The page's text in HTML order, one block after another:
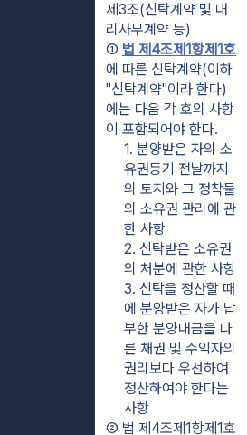
제3조(신탁계약 및 대
리사무계약 등)
① 법 제4조제1항제1호
에 따른 신탁계약(이하
"신탁계약"이라 한다)
에는 다음 각 호의 사항
이 포함되어야 한다.
1. 분양받은 자의 소
유권등기 전날까지
의 토지와 그 정착물
의 소유권 관리에 관
한 사항
2. 신탁받은 소유권
의 처분에 관한 사항
3. 신탁을 정산할 때
에 분양받은 자가 납
부한 분양대금을 다
른 채권 및 수익자의
권리보다 우선하여
정산하여야 한다는
사항
② 법 제4조제1항제1호